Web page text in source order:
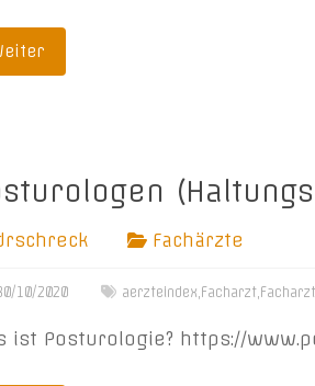
Fachärzte
10/2020 aerzteindex,Facharzt,
ist Posturologie? https://